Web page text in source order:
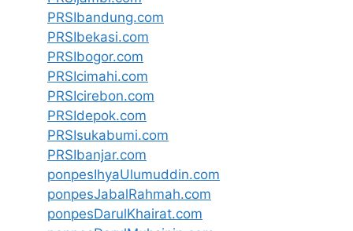
PRSIbandung.com
PRSIbekasi.com
PRSIbogor.com
PRSIcimahi.com
PRSIcirebon.com
PRSIdepok.com
PRSIsukabumi.com
PRSIbanjar.com
ponpesIhyaUlumuddin.com
ponpesJabalRahmah.com
ponpesDarulKhairat.com